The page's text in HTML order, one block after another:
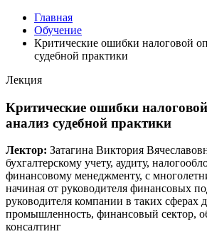
Главная
Обучение
Критические ошибки налоговой
судебной практики
Лекция
Критические ошибки
анализ судебной практики
Лектор: Затагина Виктория
бухгалтерскому учету, аудиту,
финансовому менеджменту, с
начиная от руководителя финансовых
руководителя компании в таких сферах
промышленность, финансовый сектор,
консалтинг